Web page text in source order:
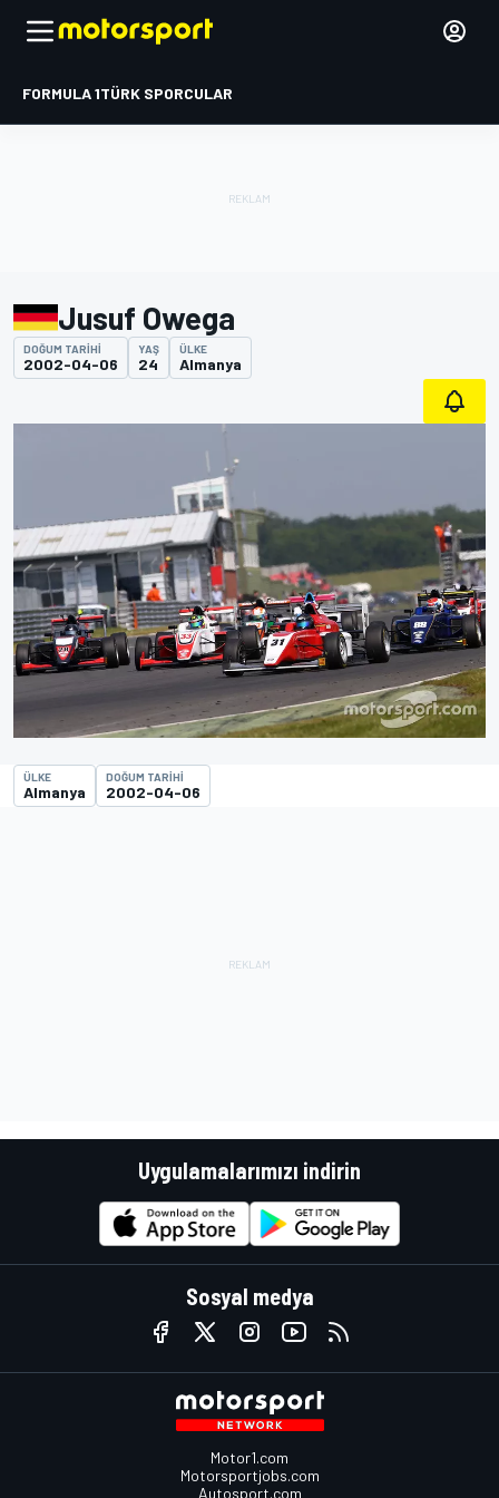
FORMULA 1TÜRK SPORCULAR
Jusuf Owega
DOĞUM TARIHI
2002-04-06
YAŞ
24
ÜLKE
Almanya
ÜLKE
Almanya
DOĞUM TARIHI
2002-04-06
Uygulamalarımızı indirin
Sosyal medya
Motor1.com
Motorsportjobs.com
Autosport.com